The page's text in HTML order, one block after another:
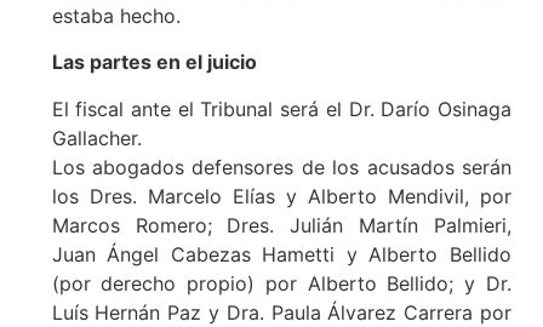
estaba hecho.
Las partes en el juicio
El fiscal ante el Tribunal será el Dr. Darío Osinaga
Gallacher.
Los abogados defensores de los acusados serán
los Dres. Marcelo Elías y Alberto Mendivil, por
Marcos Romero; Dres. Julián Martín Palmieri,
Juan Ángel Cabezas Hametti y Alberto Bellido
(por derecho propio) por Alberto Bellido; y Dr.
Luís Hernán Paz y Dra. Paula Álvarez Carrera por